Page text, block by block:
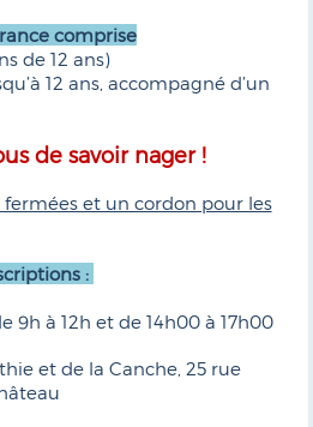
comprise
de 12 ans)
12 ans, accompagné d’un
de savoir nager !
fermées et un cordon pour les
:
9h à 12h et de 14h00 à 17h00
et de la Canche, 25 rue